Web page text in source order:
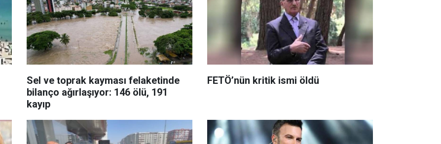
Sel ve toprak kayması felaketinde
bilanço ağırlaşıyor: 146 ölü, 191
kayıp
FETÖ’nün kritik ismi öldü